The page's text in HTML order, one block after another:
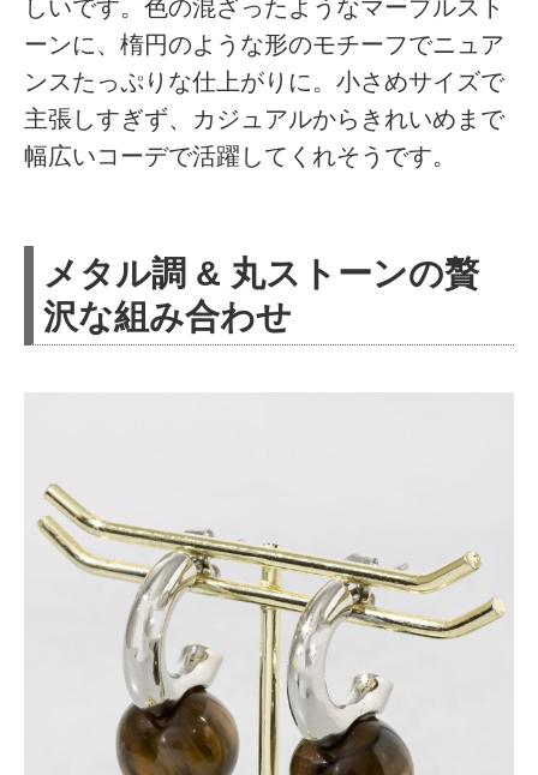
しいです。色の混ざったようなマーブルスト
ーンに、楕円のような形のモチーフでニュア
ンスたっぷりな仕上がりに。小さめサイズで
主張しすぎず、カジュアルからきれいめまで
幅広いコーデで活躍してくれそうです。
メタル調 & 丸ストーンの贅
沢な組み合わせ